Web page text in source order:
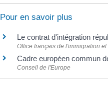
Pour en savoir plus
Le contrat d'intégration
Office français de l'immigration
Cadre européen commun
Conseil de l'Europe